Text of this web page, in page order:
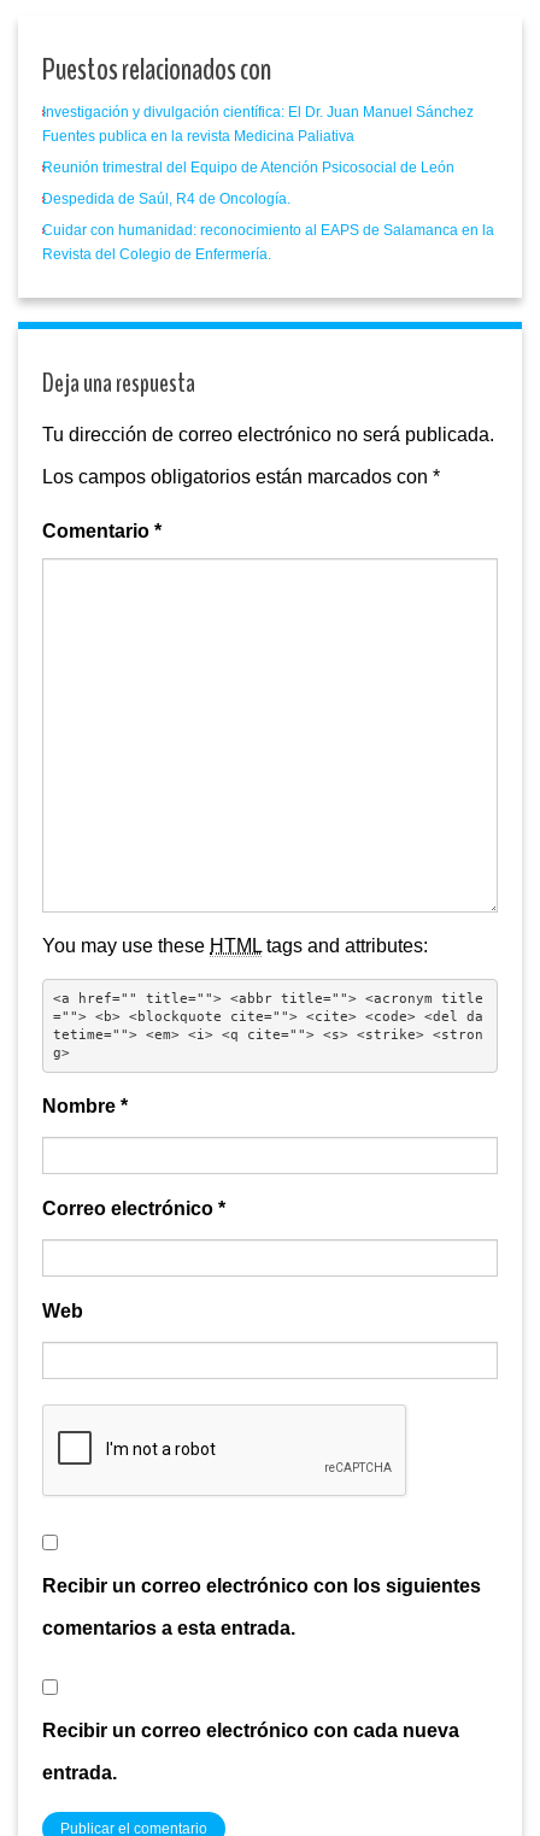
Puestos relacionados con
Investigación y divulgación científica: El Dr. Juan Manuel Sánchez
Fuentes publica en la revista Medicina Paliativa
Reunión trimestral del Equipo de Atención Psicosocial de León
Despedida de Saúl, R4 de Oncología.
Cuidar con humanidad: reconocimiento al EAPS de Salamanca en la
Revista del Colegio de Enfermería.
Deja una respuesta
Tu dirección de correo electrónico no será publicada.
Los campos obligatorios están marcados con *
Comentario *
You may use these HTML tags and attributes:
<a href="" title=""> <abbr title=""> <acronym title
=""> <b> <blockquote cite=""> <cite> <code> <del da
tetime=""> <em> <i> <q cite=""> <s> <strike> <stron
g>
Nombre *
Correo electrónico *
Web
Recibir un correo electrónico con los siguientes
comentarios a esta entrada.
Recibir un correo electrónico con cada nueva
entrada.